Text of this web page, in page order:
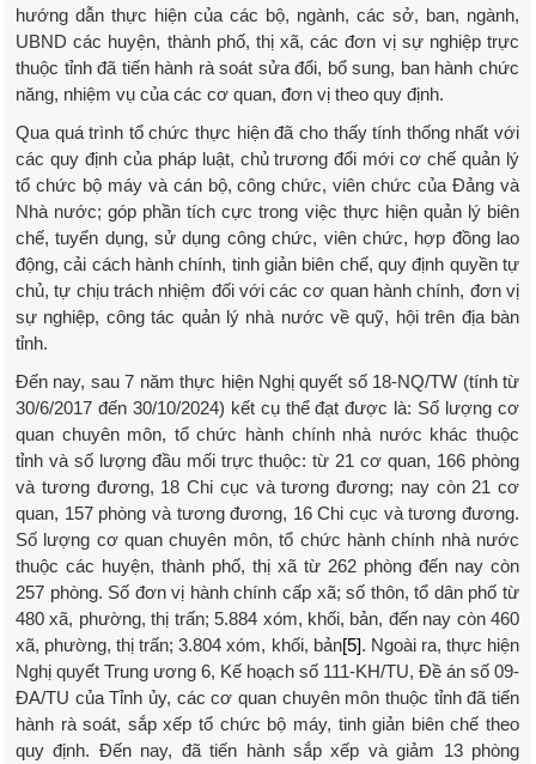
hướng dẫn thực hiện của các bộ, ngành, các sở, ban, ngành,
UBND các huyện, thành phố, thị xã, các đơn vị sự nghiệp trực
thuộc tỉnh đã tiến hành rà soát sửa đổi, bổ sung, ban hành chức
năng, nhiệm vụ của các cơ quan, đơn vị theo quy định.
Qua quá trình tổ chức thực hiện đã cho thấy tính thống nhất với
các quy định của pháp luật, chủ trương đổi mới cơ chế quản lý
tổ chức bộ máy và cán bộ, công chức, viên chức của Đảng và
Nhà nước; góp phần tích cực trong việc thực hiện quản lý biên
chế, tuyển dụng, sử dụng công chức, viên chức, hợp đồng lao
động, cải cách hành chính, tinh giản biên chế, quy định quyền tự
chủ, tự chịu trách nhiệm đối với các cơ quan hành chính, đơn vị
sự nghiệp, công tác quản lý nhà nước về quỹ, hội trên địa bàn
tỉnh.
Đến nay, sau 7 năm thực hiện Nghị quyết số 18-NQ/TW (tính từ
30/6/2017 đến 30/10/2024) kết cụ thể đạt được là: Số lượng cơ
quan chuyên môn, tổ chức hành chính nhà nước khác thuộc
tỉnh và số lượng đầu mối trực thuộc: từ 21 cơ quan, 166 phòng
và tương đương, 18 Chi cục và tương đương; nay còn 21 cơ
quan, 157 phòng và tương đương, 16 Chi cục và tương đương.
Số lượng cơ quan chuyên môn, tổ chức hành chính nhà nước
thuộc các huyện, thành phố, thị xã từ 262 phòng đến nay còn
257 phòng. Số đơn vị hành chính cấp xã; số thôn, tổ dân phố từ
480 xã, phường, thị trấn; 5.884 xóm, khối, bản, đến nay còn 460
xã, phường, thị trấn; 3.804 xóm, khối, bản[5]. Ngoài ra, thực hiện
Nghị quyết Trung ương 6, Kế hoạch số 111-KH/TU, Đề án số 09-
ĐA/TU của Tỉnh ủy, các cơ quan chuyên môn thuộc tỉnh đã tiến
hành rà soát, sắp xếp tổ chức bộ máy, tinh giản biên chế theo
quy định. Đến nay, đã tiến hành sắp xếp và giảm 13 phòng